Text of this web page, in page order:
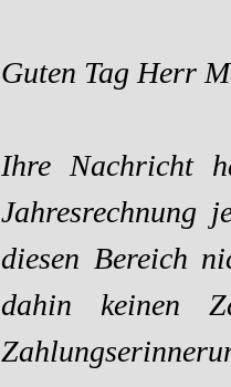
Guten Tag Herr
Ihre Nachricht
Jahresrechnung
diesen Bereich
dahin keinen